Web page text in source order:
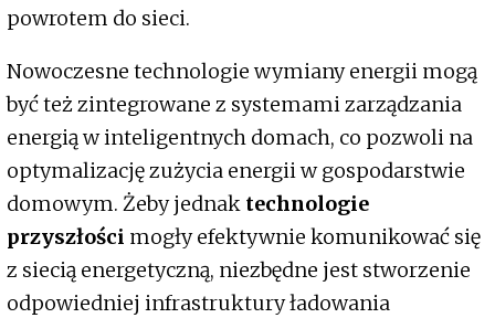
powrotem do sieci.
Nowoczesne technologie wymiany energii mogą
być też zintegrowane z systemami zarządzania
energią w inteligentnych domach, co pozwoli na
optymalizację zużycia energii w gospodarstwie
domowym. Żeby jednak technologie
przyszłości mogły efektywnie komunikować się
z siecią energetyczną, niezbędne jest stworzenie
odpowiedniej infrastruktury ładowania